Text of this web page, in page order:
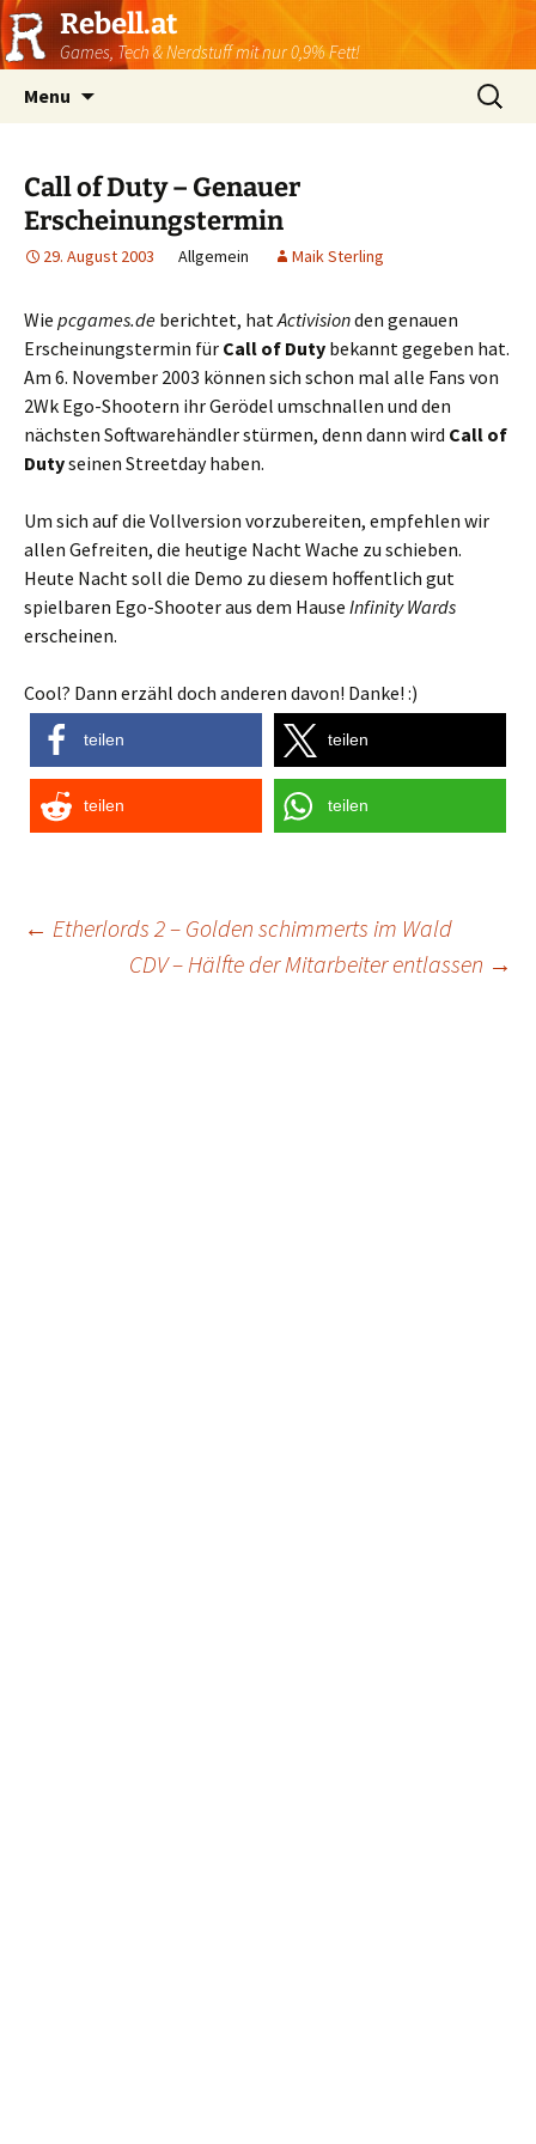
Rebell.at
Games, Tech & Nerdstuff mit nur 0,9% Fett!
Menu
Suchen
nach:
Call of Duty – Genauer
Erscheinungstermin
29. August 2003 Allgemein Maik Sterling
Wie pcgames.de berichtet, hatActivisionden genauen
Erscheinungstermin für Call of Duty bekannt gegeben hat.
Am 6. November 2003 können sich schon mal alle Fans von
2Wk Ego-Shootern ihr Gerödel umschnallen und den
nächsten Softwarehändler stürmen, denn dann wird Call of
Dutyseinen Streetday haben.
Um sich auf die Vollversion vorzubereiten, empfehlen wir
allen Gefreiten, die heutige Nacht Wache zu schieben.
Heute Nacht soll die Demo zu diesem hoffentlich gut
spielbaren Ego-Shooter aus dem Hause Infinity Wards
erscheinen.
Cool? Dann erzähl doch anderen davon! Danke! :)
teilen teilen
teilen teilen
Post
← Etherlords 2 – Golden schimmerts im Wald
CDV – Hälfte der Mitarbeiter entlassen →